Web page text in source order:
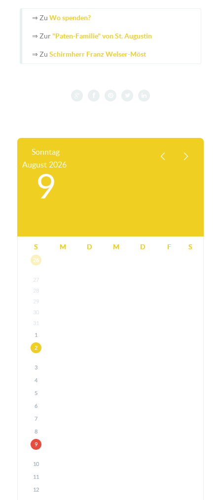
⇒ Zu Wo spenden?
⇒ Zur "Paten-Familie" von St. Augustin
⇒ Zu Schirmherr Franz Welser-Möst
Sonntag
August 2026
9
S M D M D F S
26
27
28
29
30
31
1
2
3
4
5
6
7
8
9
10
11
12